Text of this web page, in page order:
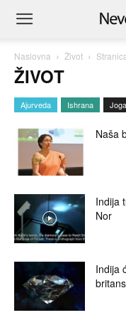
Naslovna Život
ŽIVOT
Ajurveda Ishrana Joga
Naša
Indija
Nor
Indija